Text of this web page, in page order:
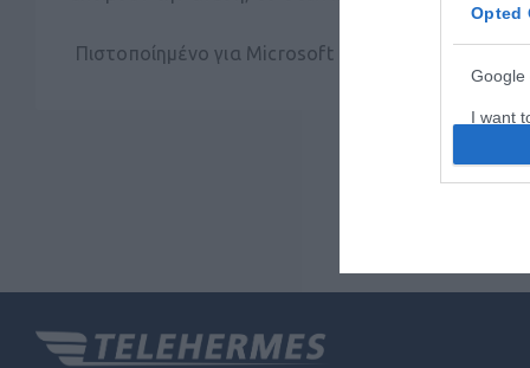
Opted
Google
I want
web
Πιστοποίημένο για Microsoft Teams.